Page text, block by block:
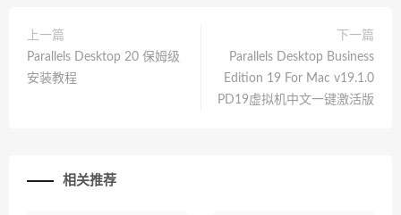
上一篇
Parallels Desktop 20 保姆级
安装教程
下一篇
Parallels Desktop Business
Edition 19 For Mac v19.1.0
PD19虚拟机中文一键激活版
相关推荐